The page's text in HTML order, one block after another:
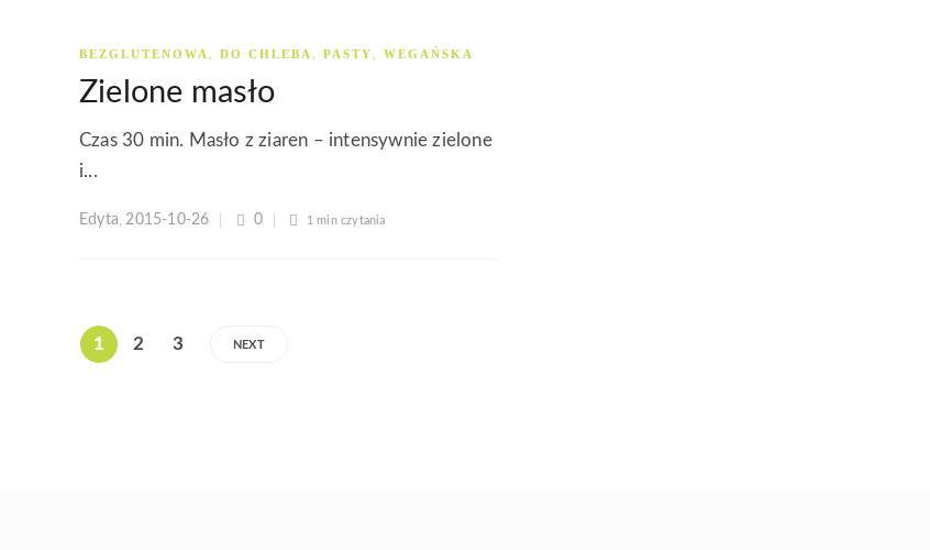
BEZGLUTENOWA DO CHLEBA PASTY WEGAŃSKA
Zielone masło
Czas 30 min. Masło z ziaren – intensywnie zielone
i...
Edyta 2015-10-26 0 1 minczytania
1 2 3 NEXT